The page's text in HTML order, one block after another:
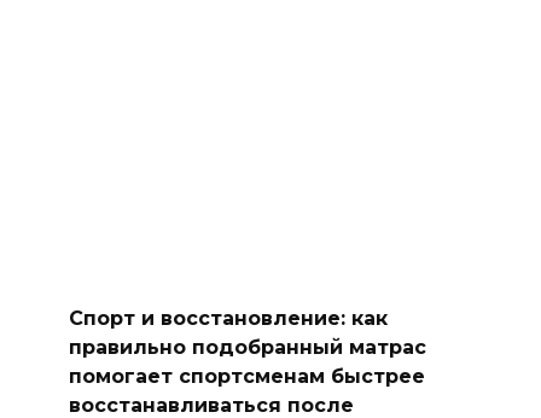
Спорт и восстановление: как
правильно подобранный матрас
помогает спортсменам быстрее
восстанавливаться после